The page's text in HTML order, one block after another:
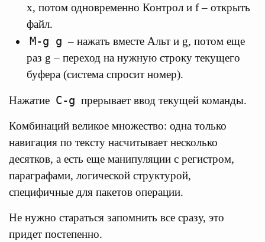
x, потом одновременно Контрол и f – открыть
файл.
M-g g – нажать вместе Альт и g, потом еще
раз g – переход на нужную строку текущего
буфера (система спросит номер).
Нажатие C-g прерывает ввод текущей команды.
Комбинаций великое множество: одна только
навигация по тексту насчитывает несколько
десятков, а есть еще манипуляции с регистром,
параграфами, логической структурой,
специфичные для пакетов операции.
Не нужно стараться запомнить все сразу, это
придет постепенно.